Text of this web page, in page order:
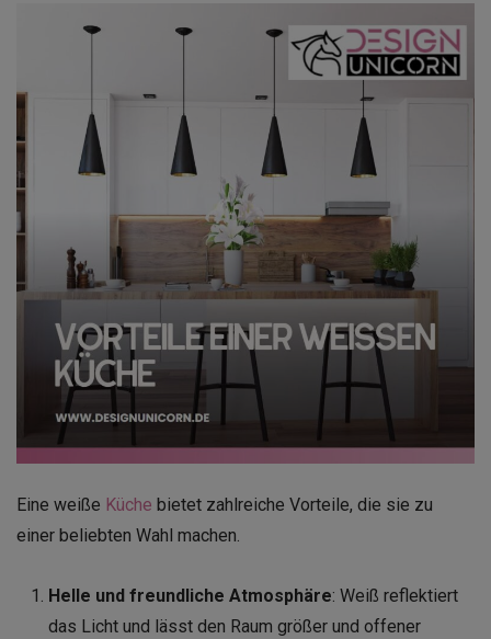
Eine weiße Küche bietet zahlreiche Vorteile, die sie zu
einer beliebten Wahl machen.
Helle und freundliche Atmosphäre: Weiß reflektiert
das Licht und lässt den Raum größer und offener